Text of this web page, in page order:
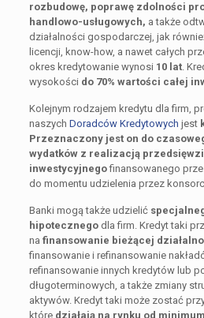
rozbudowę, poprawę zdolności
handlowo-usługowych, a także
działalności gospodarczej, jak
licencji, know-how, a nawet całych
okres kredytowanie wynosi 10 lat.
wysokości do 70% wartości całej
Kolejnym rodzajem kredytu dla firm,
naszych Doradców Kredytowych jest
Przeznaczony jest on do
wydatków z realizacją
inwestycyjnegofinansowanego
do momentu udzielenia przez
Banki mogą także udzielić
hipotecznegodla firm. Kredyt taki
na finansowanie bieżącej
finansowanie i refinansowanie
refinansowanie innych kredytów lub
długoterminowych, a także zmiany
aktywów. Kredyt taki może zostać
które działają na rynku od